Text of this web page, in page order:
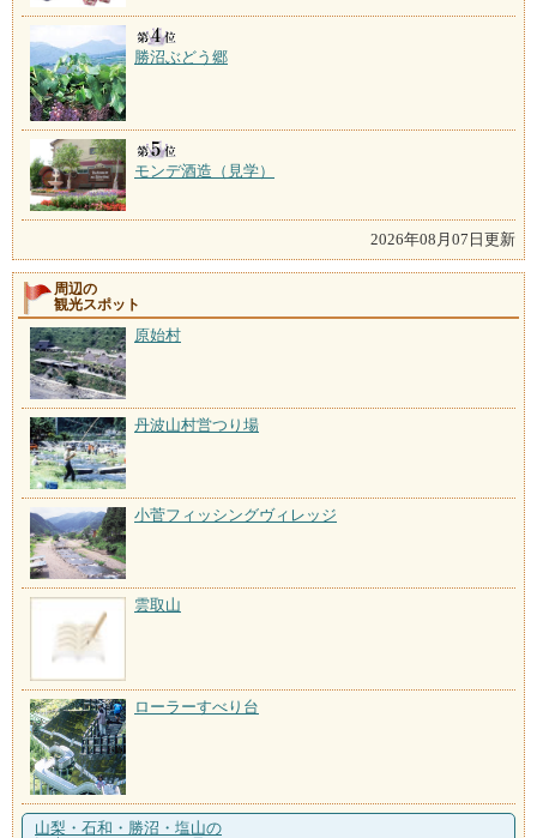
勝沼ぶどう郷
モンデ酒造（見学）
2026年08月07日更新
周辺の
観光スポット
原始村
丹波山村営つり場
小菅フィッシングヴィレッジ
雲取山
ローラーすべり台
山梨・石和・勝沼・塩山の